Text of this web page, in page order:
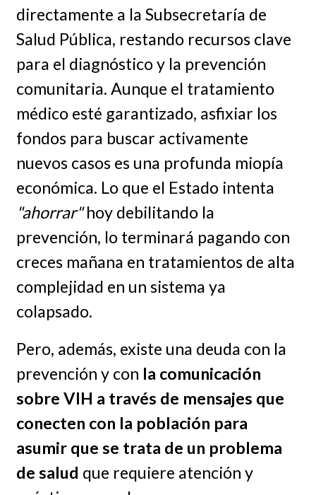
directamente a la Subsecretaría de
Salud Pública, restando recursos clave
para el diagnóstico y la prevención
comunitaria. Aunque el tratamiento
médico esté garantizado, asfixiar los
fondos para buscar activamente
nuevos casos es una profunda miopía
económica. Lo que el Estado intenta
"ahorrar"hoy debilitando la
prevención, lo terminará pagando con
creces mañana en tratamientos de alta
complejidad en un sistema ya
colapsado.
Pero, además, existe una deuda con la
prevención y con la comunicación
sobre VIH a través de mensajes que
conecten con la población para
asumir que se trata de un problema
de salud que requiere atención y